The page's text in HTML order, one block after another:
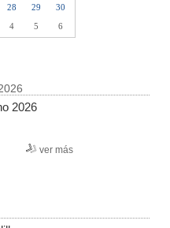
28 29
30
4 5 6
2026
ver más